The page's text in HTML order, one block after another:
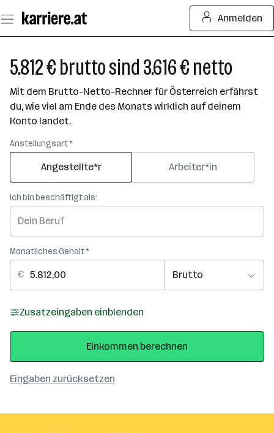
Seiteninhalt
springen
Anmelden
5.812 € brutto sind 3.616 € netto
Mit dem Brutto-Netto-Rechner für Österreich erfährst
du, wie viel am Ende des Monats wirklich auf deinem
Konto landet.
Anstellungsart *
Angestellte*r Arbeiter*in
Ich bin beschäftigt als:
Monatliches Gehalt *
Zusatzeingaben einblenden
Eingaben zurücksetzen
Einkommen berechnen